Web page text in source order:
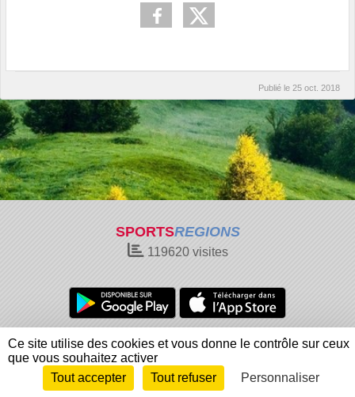
Publié le 25 oct. 2018
SPORTSREGIONS
119620visites
Charte cookies
Gestion des cookies
Informations légales
Signaler un contenu inapproprié
Envie de participer ?
Connexion
Ce site utilise des cookies et vous donne le contrôle sur ceux
que vous souhaitez activer
Tout accepter
Tout refuser Personnaliser